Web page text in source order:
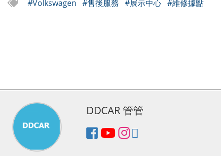
#Volkswagen #售後服務 #展示中心 #維修據點
DDCAR 管管